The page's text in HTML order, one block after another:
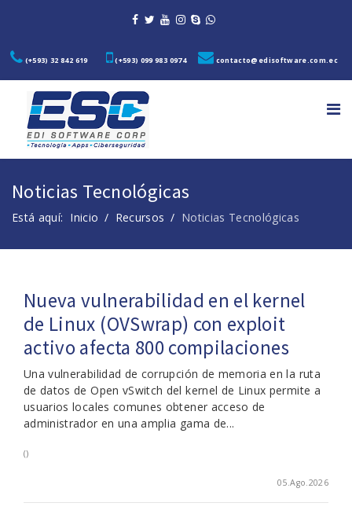
(+593) 32 842 619 (+593) 099 983 0974 contacto@edisoftware.com.ec
Noticias Tecnológicas
Está aquí: Inicio Recursos Noticias Tecnológicas
Nueva vulnerabilidad en el kernel
de Linux (OVSwrap) con exploit
activo afecta 800 compilaciones
Una vulnerabilidad de corrupción de memoria en la ruta
de datos de Open vSwitch del kernel de Linux permite a
usuarios locales comunes obtener acceso de
administrador en una amplia gama de...
()
05.Ago.2026